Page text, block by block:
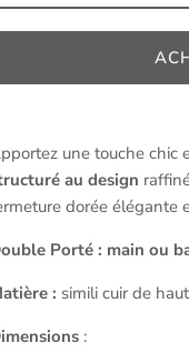
une touche chic
au design
dorée élégante
Porté : main ou
: simili cuir de
: